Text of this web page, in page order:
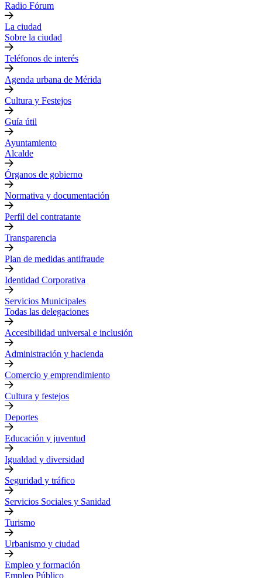
Radio Fórum
La ciudad
Sobre la ciudad
Teléfonos de interés
Agenda urbana de Mérida
Cultura y Festejos
Guía útil
Ayuntamiento
Alcalde
Órganos de gobierno
Normativa y documentación
Perfil del contratante
Transparencia
Plan de medidas antifraude
Identidad Corporativa
Servicios Municipales
Todas las delegaciones
Accesibilidad universal e inclusión
Administración y hacienda
Comercio y emprendimiento
Cultura y festejos
Deportes
Educación y juventud
Igualdad y diversidad
Seguridad y tráfico
Servicios Sociales y Sanidad
Turismo
Urbanismo y ciudad
Empleo y formación
Empleo Público